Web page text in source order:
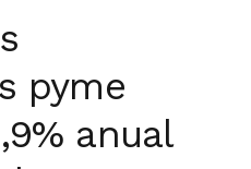
pyme
anual